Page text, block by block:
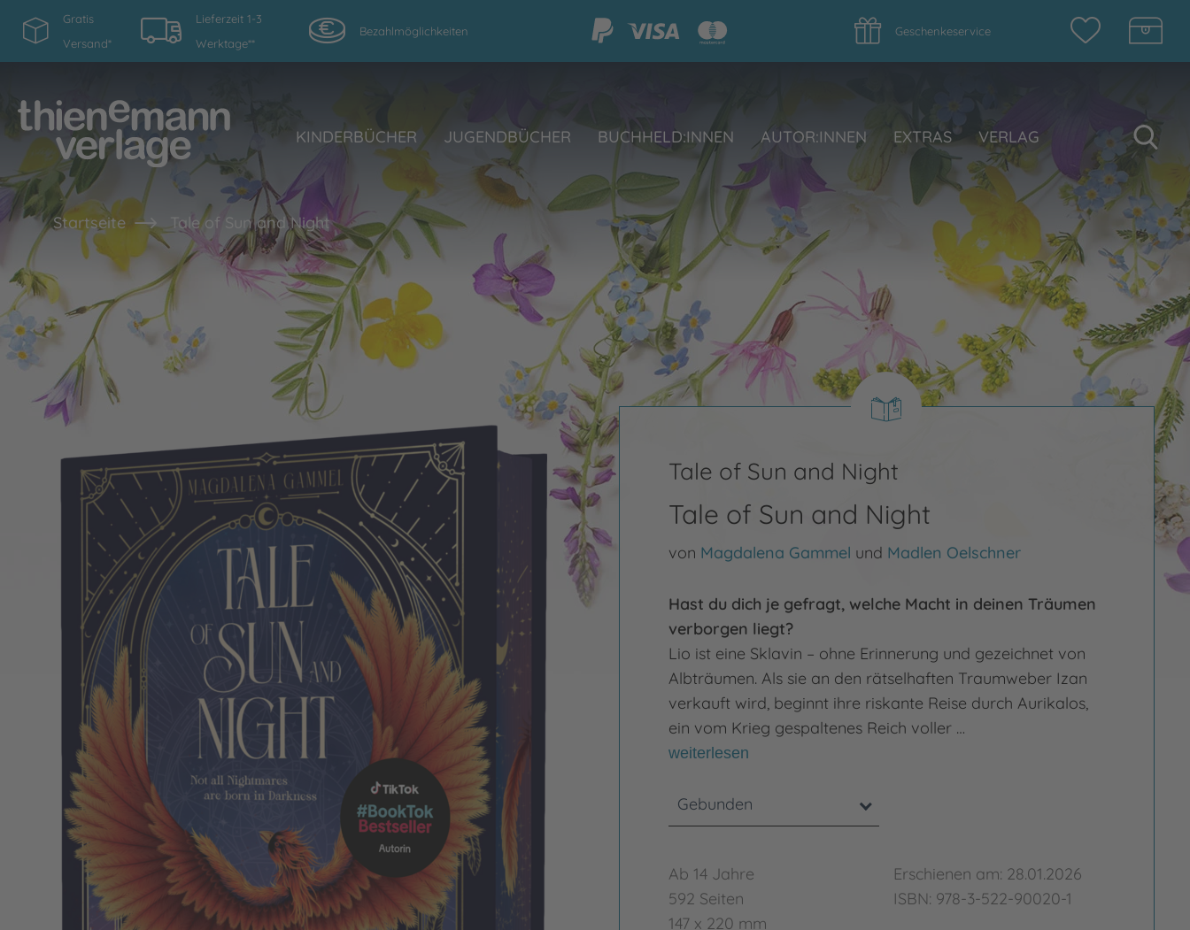
Gratis
Versand*
Lieferzeit 1-3
Werktage**
Bezahlmöglichkeiten Geschenkeservice
KINDERBÜCHER JUGENDBÜCHER BUCHHELD:INNEN AUTOR:INNEN EXTRAS VERLAG
Startseite Tale of Sun and Night
Tale of Sun and Night
Tale of Sun and Night
von Magdalena Gammel und Madlen Oelschner
Hast du dich je gefragt, welche Macht in deinen Träumen
verborgen liegt?
Lio ist eine Sklavin – ohne Erinnerung und gezeichnet von
Albträumen. Als sie an den rätselhaften Traumweber Izan
verkauft wird, beginnt ihre riskante Reise durch Aurikalos,
ein vom Krieg gespaltenes Reich voller …
weiterlesen
Gebunden
Ab 14 Jahre
592 Seiten
147 x 220 mm
Erschienen am: 28.01.2026
ISBN: 978-3-522-90020-1